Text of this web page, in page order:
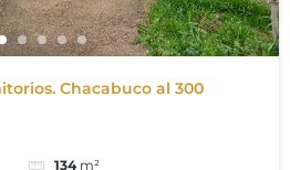
Chacabuco al 300
134 m²